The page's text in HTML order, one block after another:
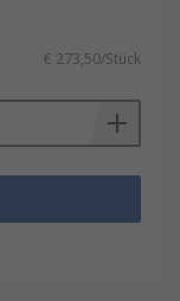
€ 273,50/Stück